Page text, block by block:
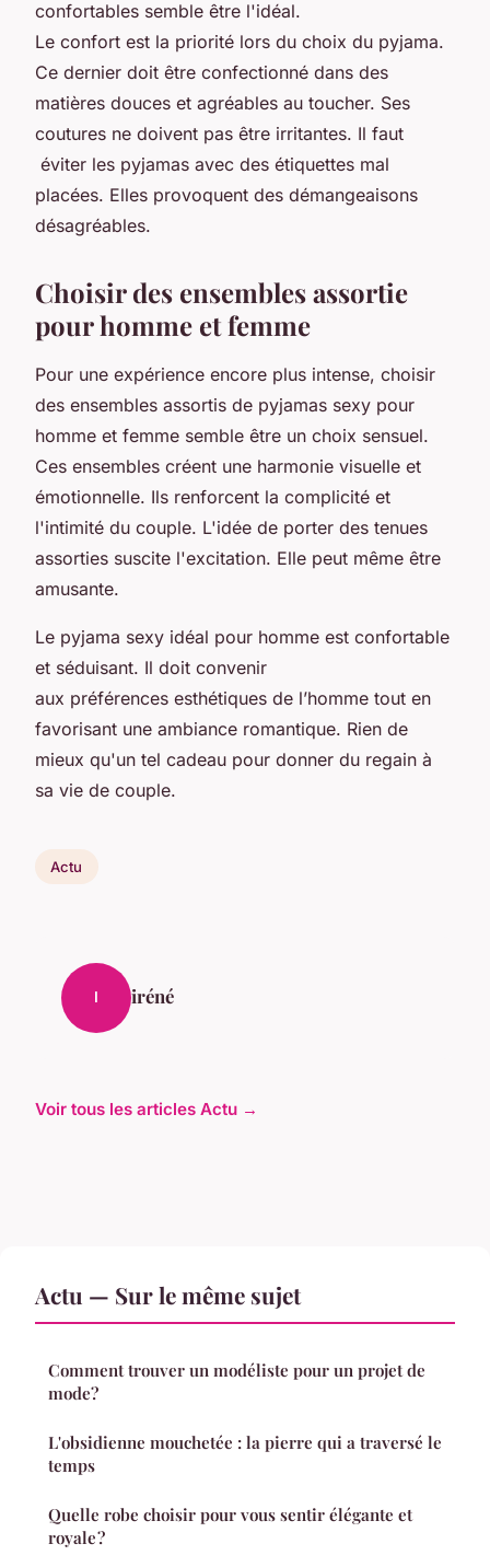
confortables semble être l'idéal.
Le confort est la priorité lors du choix du pyjama.
Ce dernier doit être confectionné dans des
matières douces et agréables au toucher. Ses
coutures ne doivent pas être irritantes. Il faut
éviter les pyjamas avec des étiquettes mal
placées. Elles provoquent des démangeaisons
désagréables.
Choisir des ensembles assortie
pour homme et femme
Pour une expérience encore plus intense, choisir
des ensembles assortis de pyjamas sexy pour
homme et femme semble être un choix sensuel.
Ces ensembles créent une harmonie visuelle et
émotionnelle. Ils renforcent la complicité et
l'intimité du couple. L'idée de porter des tenues
assorties suscite l'excitation. Elle peut même être
amusante.
Le pyjama sexy idéal pour homme est confortable
et séduisant. Il doit convenir
aux préférences esthétiques de l’homme tout en
favorisant une ambiance romantique. Rien de
mieux qu'un tel cadeau pour donner du regain à
sa vie de couple.
Actu
I iréné
Voir tous les articles Actu →
Actu — Sur le même sujet
Comment trouver un modéliste pour un projet de
mode?
L'obsidienne mouchetée : la pierre qui a traversé le
temps
Quelle robe choisir pour vous sentir élégante et
royale ?